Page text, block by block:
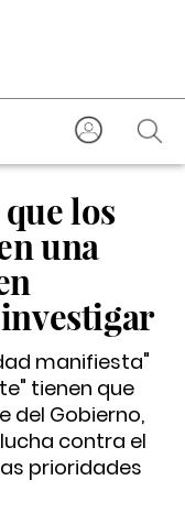
los
una
manifiesta"
tienen que
del Gobierno,
contra el
prioridades